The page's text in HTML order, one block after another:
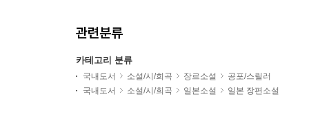
관련분류
카테고리 분류
국내도서 소설/시/희곡 장르소설
공포/스릴러
국내도서
소설/시/희곡 일본소설 일본 장편소설